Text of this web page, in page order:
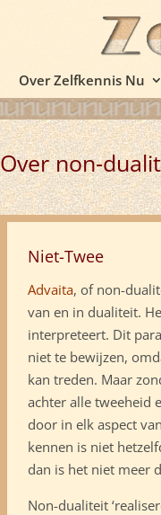
Over Zelfkennis Nu
Over non-
Niet-Twee
Advaita, of non-
van en in dualiteit.
interpreteert. Dit
niet te bewijzen,
kan treden. Maar
achter alle tweeheid
door in elk aspect
kennen is niet
dan is het niet meer
Non-dualiteit